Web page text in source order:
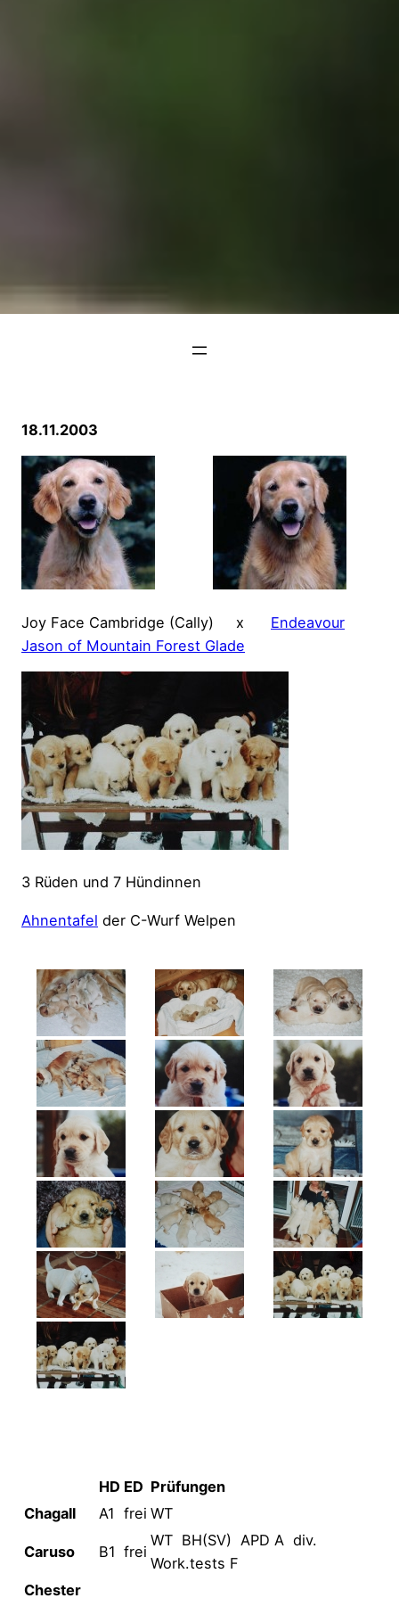
18.11.2003
Joy Face Cambridge (Cally) x Endeavour
Jason of Mountain Forest Glade
3 Rüden und 7 Hündinnen
Ahnentafel der C-Wurf Welpen
HD ED Prüfungen
Chagall
A1 frei WT
Caruso B1 frei
WT BH(SV) APD A div.
Work.tests F
Chester